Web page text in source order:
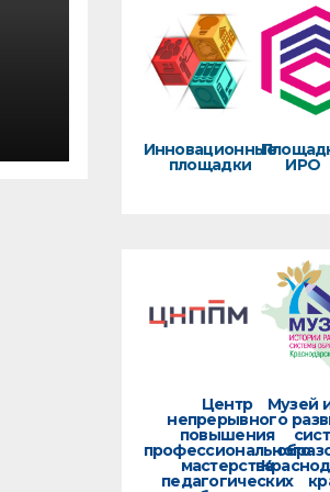
Инновационные
площадки ИРО
Центр
непрерывного
повышения
профессионального
мастерства
педагогических
Музей